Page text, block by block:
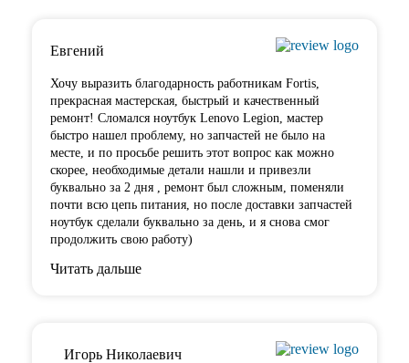
Евгений
Хочу выразить благодарность работникам Fortis,
прекрасная мастерская, быстрый и качественный
ремонт! Сломался ноутбук Lenovo Legion, мастер
быстро нашел проблему, но запчастей не было на
месте, и по просьбе решить этот вопрос как можно
скорее, необходимые детали нашли и привезли
буквально за 2 дня , ремонт был сложным, поменяли
почти всю цепь питания, но после доставки запчастей
ноутбук сделали буквально за день, и я снова смог
продолжить свою работу)
Читать дальше
Игорь Николаевич